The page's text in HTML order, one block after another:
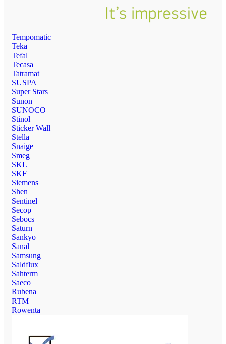
Tempomatic
Teka
Tefal
Tecasa
Tatramat
SUSPA
Super Stars
Sunon
SUNOCO
Stinol
Sticker Wall
Stella
Snaige
Smeg
SKL
SKF
Siemens
Shen
Sentinel
Secop
Sebocs
Saturn
Sankyo
Sanal
Samsung
Saldflux
Sahterm
Saeco
Rubena
RTM
Rowenta